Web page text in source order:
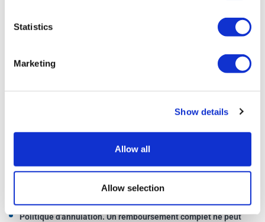
Statistics
Marketing
Show details
Allow all
Allow selection
13, 18, 27, 30, 74, 82, 113, 139, 189, 205, 274,
Horaires d'ouverture prolongés pendant les vacances
Plus d'informations
Politique d'annulation. Un remboursement complet ne peut